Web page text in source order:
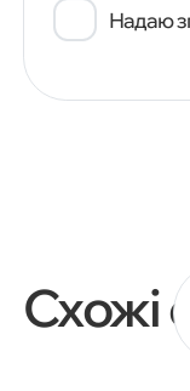
Надаю
Схожі